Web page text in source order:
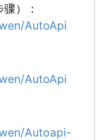
）：
AutoApi
AutoApi
Autoapi-